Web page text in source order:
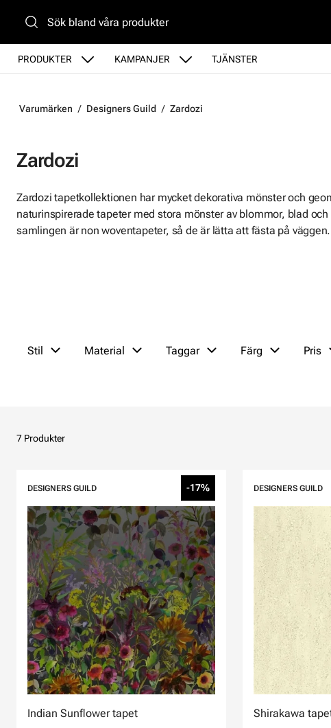
PRODUKTER KAMPANJER TJÄNSTER
Varumärken Designers Guild Zardozi
Zardozi
Zardozi tapetkollektionen har mycket dekorativa mönster och
naturinspirerade tapeter med stora mönster av blommor, blad
samlingen är non woventapeter, så de är lätta att fästa på väggen.
Stil Material Taggar Färg Pris
7 Produkter
DESIGNERS GUILD -17%
Indian Sunflower tapet
DESIGNERS GUILD
Shirakawa